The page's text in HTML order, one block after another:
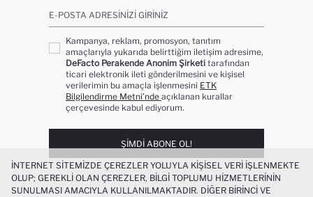
E-POSTA ADRESINIZI GIRINIZ
Kampanya, reklam, promosyon, tanıtım
amaçlarıyla yukarıda belirttiğim iletişim adresime,
DeFacto Perakende Anonim Şirketi tarafından
ticari elektronik ileti gönderilmesini ve kişisel
verilerimin bu amaçla işlenmesini ETK
Bilgilendirme Metni’nde açıklanan kurallar
çerçevesinde kabul ediyorum.
ŞIMDI ABONE OL!
İNTERNET SITEMIZDE ÇEREZLER YOLUYLA KIŞISEL VERI IŞLENMEKTE
OLUP; GEREKLI OLAN ÇEREZLER, BILGI TOPLUMU HIZMETLERININ
SUNULMASI AMACIYLA KULLANILMAKTADIR. DIĞER BIRINCI VE